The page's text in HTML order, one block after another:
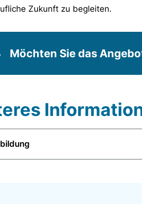
Zukunft zu begleiten.
Möchten Sie das